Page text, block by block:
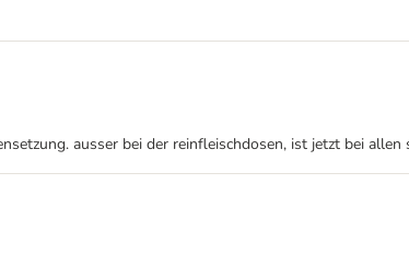
ausser bei der reinfleischdosen, ist jetzt bei